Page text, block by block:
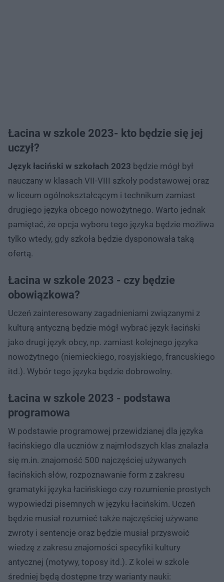
Łacina w szkole 2023- kto będzie się jej
uczył?
Język łaciński w szkołach 2023 będzie mógł był
nauczany w klasach VII-VIII szkoły podstawowej oraz
w liceum ogólnokształcącym i technikum zamiast
drugiego języka obcego nowożytnego. Warto jednak
pamiętać, że opcja wyboru tego języka będzie możliwa
tylko wtedy, gdy szkoła będzie dysponowała taką
ofertą.
Łacina w szkole 2023 - czy będzie
obowiązkowa?
Uczeń zainteresowany zagadnieniami związanymi z
kulturą antyczną będzie mógł wybrać język łaciński
jako drugi język obcy, np. zamiast kolejnego języka
nowożytnego (niemieckiego, rosyjskiego, francuskiego
itd.). Wybór tego języka będzie dobrowolny.
Łacina w szkole 2023 - podstawa
programowa
W podstawie programowej przewidzianej dla języka
łacińskiego dla uczniów z najmłodszych klas znalazła
się m.in. znajomość 500 najczęściej używanych
łacińskich słów, rozpoznawanie form z zakresu
gramatyki języka łacińskiego czy rozumienie prostych
wypowiedzi pisemnych w języku łacińskim. Uczeń
będzie musiał rozumieć także najczęściej używane
zwroty i sentencje oraz będzie musiał przyswoić
wiedzę z zakresu znajomości specyfiki kultury
antycznej (motywy, toposy itd.). Z kolei w szkole
średniej będą dostępne trzy warianty nauki: